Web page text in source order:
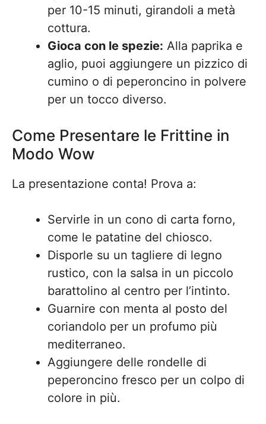
per 10-15 minuti, girandoli a metà
cottura.
Gioca con le spezie: Alla paprika e
aglio, puoi aggiungere un pizzico di
cumino o di peperoncino in polvere
per un tocco diverso.
Come Presentare le Frittine in
Modo Wow
La presentazione conta! Prova a:
Servirle in un cono di carta forno,
come le patatine del chiosco.
Disporle su un tagliere di legno
rustico, con la salsa in un piccolo
barattolino al centro per l’intinto.
Guarnire con menta al posto del
coriandolo per un profumo più
mediterraneo.
Aggiungere delle rondelle di
peperoncino fresco per un colpo di
colore in più.